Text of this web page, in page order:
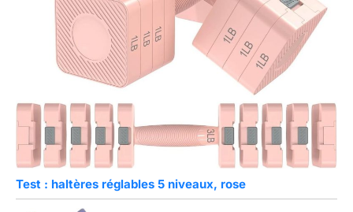
Test : haltères réglables 5 niveaux, rose